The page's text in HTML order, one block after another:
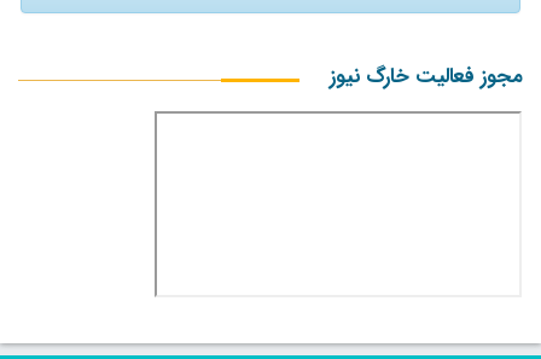
مجوز فعالیت خارگ نیوز